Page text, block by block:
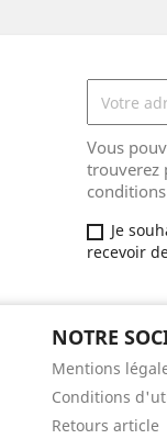
Vous
trouverez
Je
recevoir
NOTRE
Mentions
Conditions
Retours article